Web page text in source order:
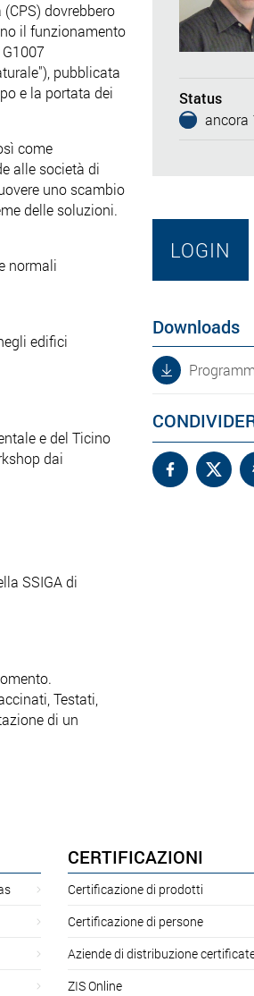
dovrebbero
il funzionamento
pubblicata
e la portata dei
come
alle società di
uno scambio
delle soluzioni.
normali
edifici
e del Ticino
dai
SSIGA di
Testati,
di un
Status
ancora
LOGIN
Downloads
CERTIFICAZIONI
Certificazione di prodotti
Certificazione di persone
Aziende di distribuzione
ZIS Online